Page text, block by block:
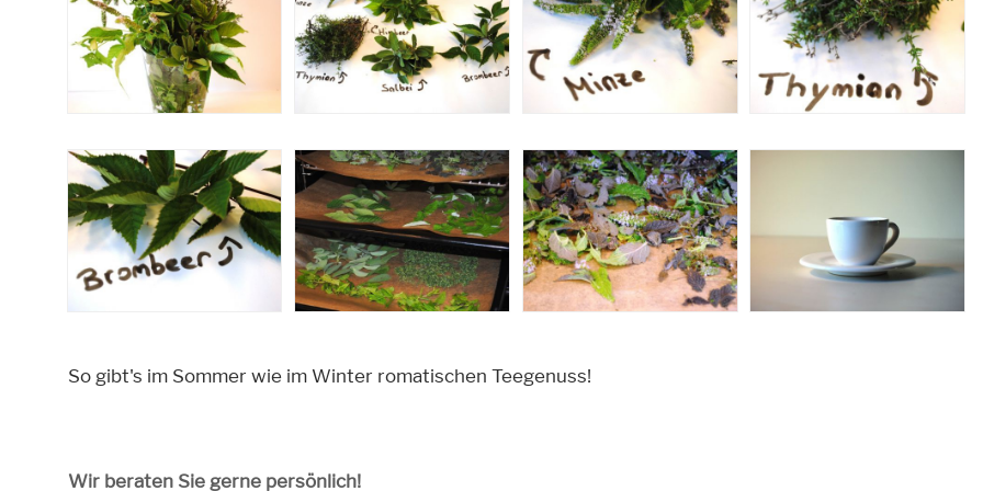
So gibt's im Sommer wie im Winter romatischen Teegenuss!
Wir beraten Sie gerne persönlich!